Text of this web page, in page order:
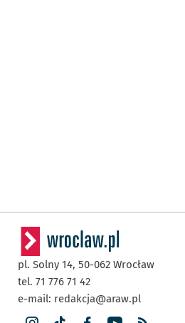
pl. Solny 14, 50-062 Wrocław
tel. 71 776 71 42
e-mail: redakcja@araw.pl